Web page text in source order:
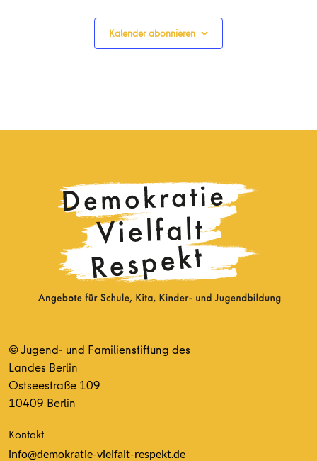
Kalender abonnieren
© Jugend- und Familienstiftung des
Landes Berlin
Ostseestraße 109
10409 Berlin
Kontakt
info@demokratie-vielfalt-respekt.de